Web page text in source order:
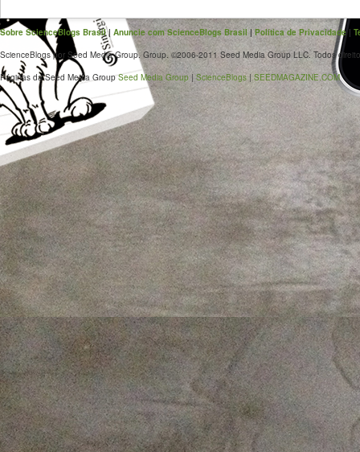
Sobre ScienceBlogs Brasil| Anuncie com ScienceBlogs Brasil|Política de Privacidade|
ScienceBlogs por Seed Media Group. Group. ©2006-2011 Seed Media Group LLC. Todos
Páginas da Seed Media Group Seed Media Group | ScienceBlogs| SEEDMAGAZINE.COM